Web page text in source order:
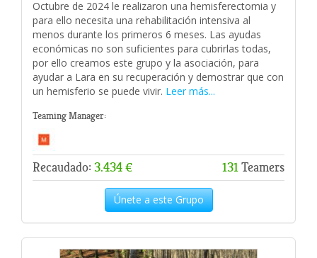
Octubre de 2024 le realizaron una hemisferectomia y
para ello necesita una rehabilitación intensiva al
menos durante los primeros 6 meses. Las ayudas
económicas no son suficientes para cubrirlas todas,
por ello creamos este grupo y la asociación, para
ayudar a Lara en su recuperación y demostrar que con
un hemisferio se puede vivir. Leer más...
Teaming Manager:
Recaudado: 3.434 € 131Teamers
Únete a este Grupo